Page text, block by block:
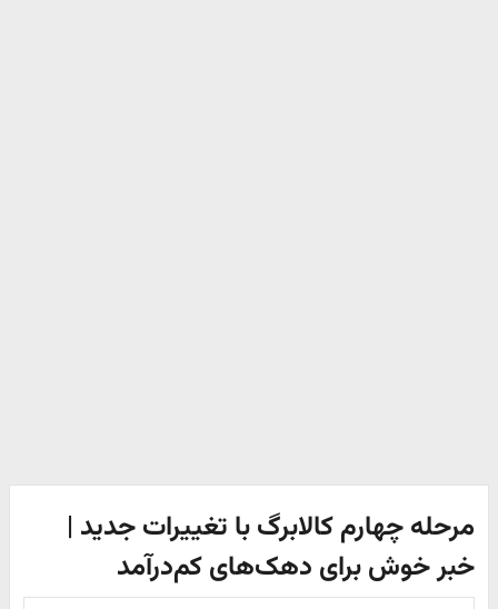
مرحله چهارم کالابرگ با تغییرات جدید |
خبر خوش برای دهک‌های کم‌درآمد